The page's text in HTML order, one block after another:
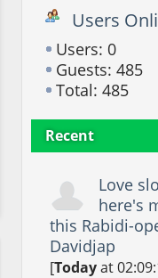
Users
Users: 0
Guests: 485
Total: 485
Recent
Love
here's
this Rabidi-
Davidjap
[Todayat